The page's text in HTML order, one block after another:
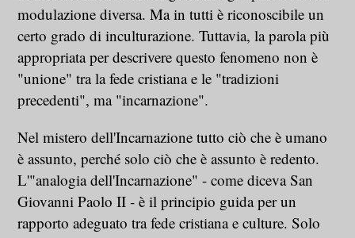
modulazione diversa. Ma in tutti è riconoscibile un
certo grado di inculturazione. Tuttavia, la parola più
appropriata per descrivere questo fenomeno non è
"unione" tra la fede cristiana e le "tradizioni
precedenti", ma "incarnazione".
Nel mistero dell'Incarnazione tutto ciò che è umano
è assunto, perché solo ciò che è assunto è redento.
L'"analogia dell'Incarnazione" - come diceva San
Giovanni Paolo II - è il principio guida per un
rapporto adeguato tra fede cristiana e culture. Solo